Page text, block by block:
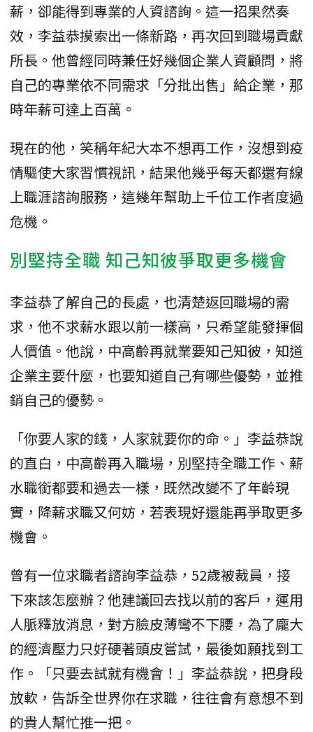
薪，卻能得到專業的人資諮詢。這一招果然奏
效，李益恭摸索出一條新路，再次回到職場貢獻
所長。他曾經同時兼任好幾個企業人資顧問，將
自己的專業依不同需求「分批出售」給企業，那
時年薪可達上百萬。
現在的他，笑稱年紀大本不想再工作，沒想到疫
情驅使大家習慣視訊，結果他幾乎每天都還有線
上職涯諮詢服務，這幾年幫助上千位工作者度過
危機。
別堅持全職 知己知彼爭取更多機會
李益恭了解自己的長處，也清楚返回職場的需
求，他不求薪水跟以前一樣高，只希望能發揮個
人價值。他說，中高齡再就業要知己知彼，知道
企業主要什麼，也要知道自己有哪些優勢，並推
銷自己的優勢。
「你要人家的錢，人家就要你的命。」李益恭說
的直白，中高齡再入職場，別堅持全職工作、薪
水職銜都要和過去一樣，既然改變不了年齡現
實，降薪求職又何妨，若表現好還能再爭取更多
機會。
曾有一位求職者諮詢李益恭，52歲被裁員，接
下來該怎麼辦？他建議回去找以前的客戶，運用
人脈釋放消息，對方臉皮薄彎不下腰，為了龐大
的經濟壓力只好硬著頭皮嘗試，最後如願找到工
作。「只要去試就有機會！」李益恭說，把身段
放軟，告訴全世界你在求職，往往會有意想不到
的貴人幫忙推一把。